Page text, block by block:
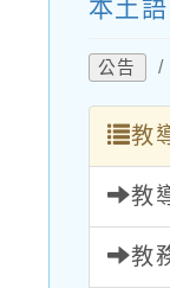
本土
公告 /
教
教
教